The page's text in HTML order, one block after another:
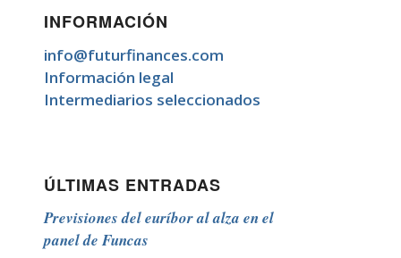
INFORMACIÓN
info@futurfinances.com
Información legal
Intermediarios seleccionados
ÚLTIMAS ENTRADAS
Previsiones del euríbor al alza en el
panel de Funcas